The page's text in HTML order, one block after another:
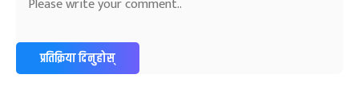
प्रतिक्रिया दिनुहोस्